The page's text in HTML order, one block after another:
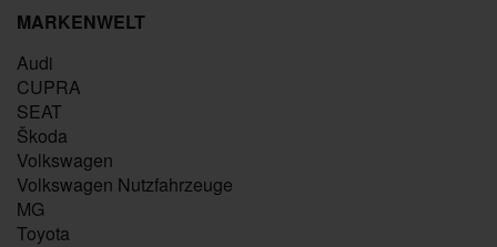
MARKENWELT
Audi
CUPRA
SEAT
Škoda
Volkswagen
Volkswagen Nutzfahrzeuge
MG
Toyota